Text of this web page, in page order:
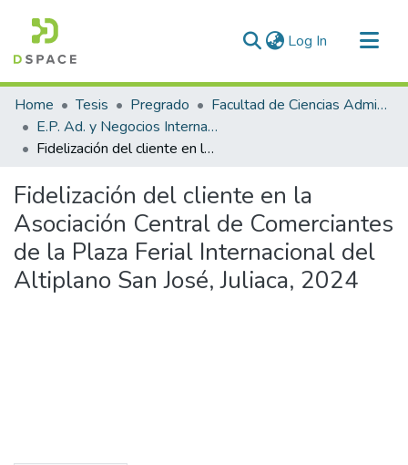
Log In (current)
Communities & Collections
All of DSpace
Statistics
Home Tesis Pregrado
Facultad de Ciencias Administrativas
E.P. Ad. y Negocios Internacionales
Fidelización del cliente en la Asociación Central de Comerciantes de la Plaza Ferial Internacional del Altiplano San José, Juliaca, 2024
Fidelización del cliente en la
Asociación Central de Comerciantes
de la Plaza Ferial Internacional del
Altiplano San José, Juliaca, 2024